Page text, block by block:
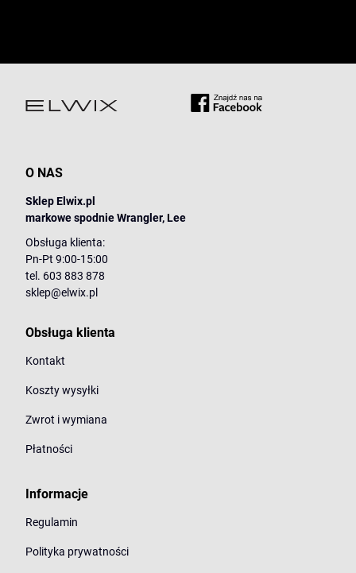
O NAS
Sklep Elwix.pl
markowe spodnie Wrangler, Lee
Obsługa klienta:
Pn-Pt 9:00-15:00
tel. 603 883 878
sklep@elwix.pl
Obsługa klienta
Kontakt
Koszty wysyłki
Zwrot i wymiana
Płatności
Informacje
Regulamin
Polityka prywatności